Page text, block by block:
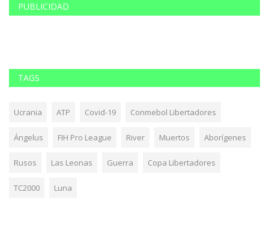
PUBLICIDAD
TAGS
Ucrania ATP Covid-19 Conmebol Libertadores
Ángelus FIH Pro League River Muertos Aborígenes
Rusos Las Leonas Guerra Copa Libertadores
TC2000 Luna